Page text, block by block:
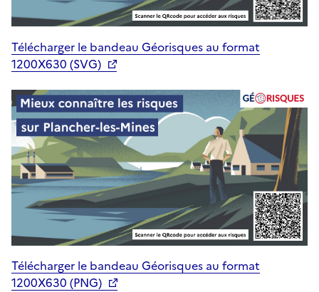
Télécharger le bandeau Géorisques au format
1200X630 (SVG)
Télécharger le bandeau Géorisques au format
1200X630 (PNG)